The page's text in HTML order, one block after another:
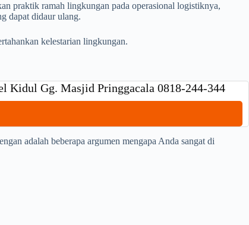
praktik ramah lingkungan pada operasional logistiknya,
dapat didaur ulang.
kelestarian lingkungan.
Kidul Gg. Masjid Pringgacala 0818-244-344
adalah beberapa argumen mengapa Anda sangat di